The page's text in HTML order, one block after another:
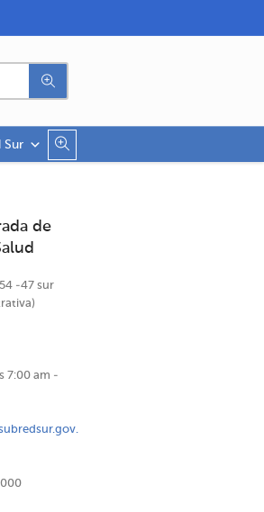
Sur
de
-47 sur
7:00 am -